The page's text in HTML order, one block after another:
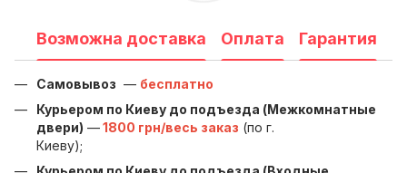
Возможна доставка Оплата Гарантия
Самовывоз — бесплатно
Курьером по Киеву до подъезда (Межкомнатные
двери) —1800 грн/весь заказ (по г.
Киеву);